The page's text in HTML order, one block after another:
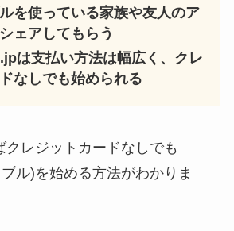
を使っている家族や友人のア
ェアしてもらう
は支払い方法は幅広く、クレ
なしでも始められる
クレジットカードなしでも
ル)を始める方法がわかりま